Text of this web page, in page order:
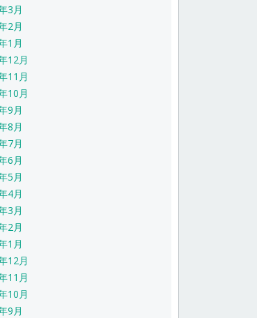
3月
2月
1月
12月
11月
10月
9月
8月
7月
6月
5月
4月
3月
2月
1月
12月
11月
10月
9月